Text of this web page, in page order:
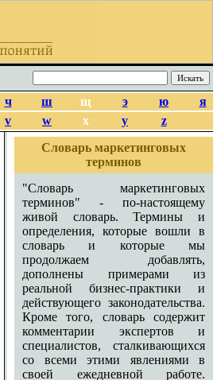
ч ш щ э ю
я
v w x y z
Словарь маркетинговых
терминов
"Словарь маркетинговых
терминов" - по-настоящему
живой словарь. Термины и
определения, которые вошли в
словарь и которые мы
продолжаем добавлять,
дополнены примерами из
реальной бизнес-практики и
действующего законодательства.
Кроме того, словарь содержит
комментарии экспертов и
специалистов, сталкивающихся
со всеми этими явлениями в
своей ежедневной работе.